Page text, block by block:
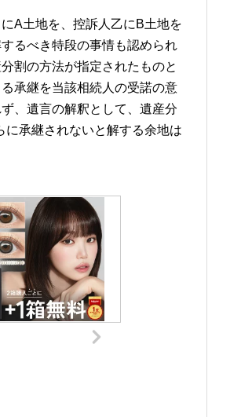
A土地を、控訴人乙にB土地を
るべき特段の事情も認められ
割の方法が指定されたものと
承継を当該相続人の受諾の意
、遺言の解釈として、遺産分
承継されないと解する余地は